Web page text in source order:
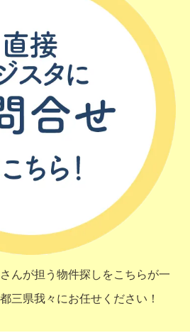
んが担う物件探しをこちらが一
三県我々にお任せください！